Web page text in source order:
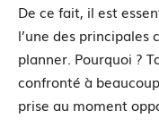
De ce fait, il est
l’une des
planner. Pourquoi ?
confronté à
prise au moment